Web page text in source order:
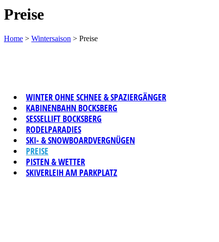
Preise
Home > Wintersaison > Preise
WINTER OHNE SCHNEE & SPAZIERGÄNGER
KABINENBAHN BOCKSBERG
SESSELLIFT BOCKSBERG
RODELPARADIES
SKI- & SNOWBOARDVERGNÜGEN
PREISE
PISTEN & WETTER
SKIVERLEIH AM PARKPLATZ